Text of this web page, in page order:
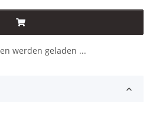
werden geladen ...